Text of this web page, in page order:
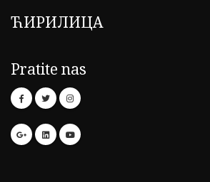
ЋИРИЛИЦА
Pratite nas